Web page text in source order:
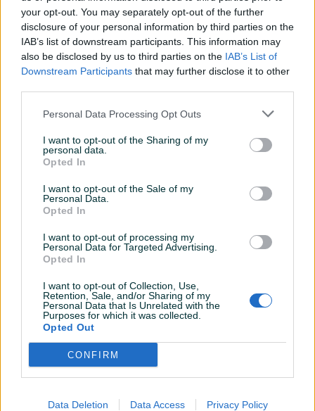
your opt-out. You may separately opt-out of the further
disclosure of your personal information by third parties on the
IAB’s list of downstream participants. This information may
also be disclosed by us to third parties on the IAB’s List of
Downstream Participants that may further disclose it to other
Personal Data Processing Opt Outs
I want to opt-out of the Sharing of my
personal data.
Opted In
I want to opt-out of the Sale of my
Personal Data.
Opted In
I want to opt-out of processing my
Personal Data for Targeted Advertising.
Opted In
I want to opt-out of Collection, Use,
Retention, Sale, and/or Sharing of my
Personal Data that Is Unrelated with the
Purposes for which it was collected.
Opted Out
CONFIRM
Data Deletion Data Access Privacy Policy
SILIKONSKO ULJE 200ml
prije 23 dana
AIRSOFT HRONOMETAR
HRONOGRAF
CHRONOGRAPH X310
prije 23 dana
Miltec boca za vodu i alu
30 KM
prije mjesec
Dostupno
Novo
2 KM